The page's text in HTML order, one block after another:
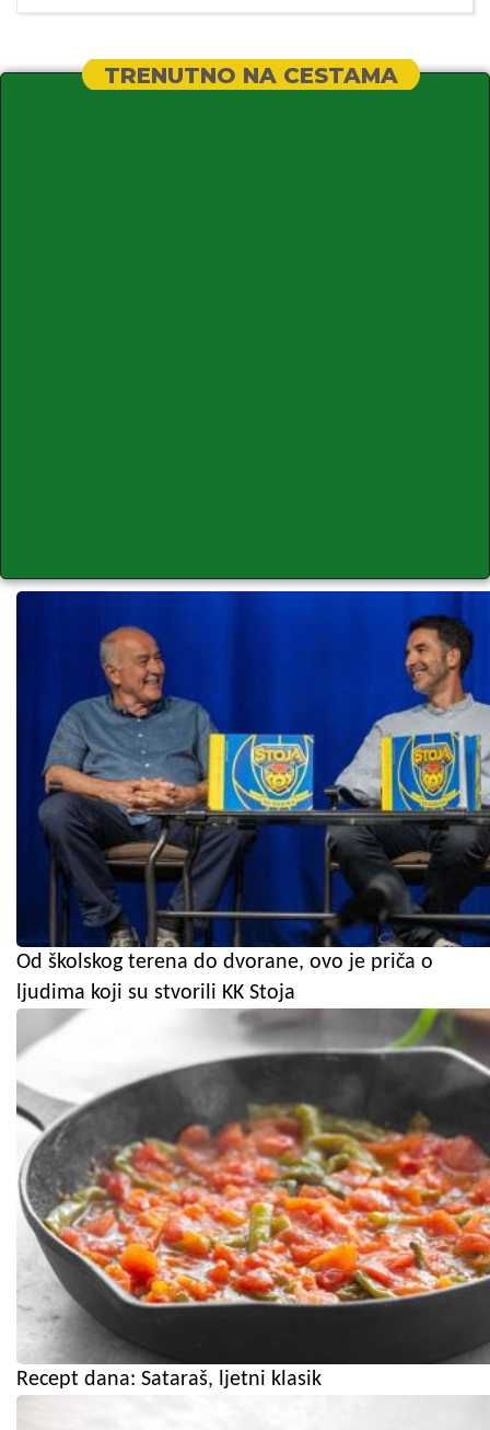
TRENUTNO NA CESTAMA
Od školskog terena do dvorane, ovo je priča o
ljudima koji su stvorili KK Stoja
Recept dana: Sataraš, ljetni klasik